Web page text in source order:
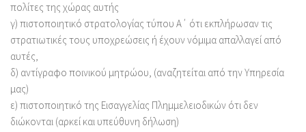
πολίτες της χώρας αυτής
γ) πιστοποιητικό στρατολογίας τύπου Α΄ ότι εκπλήρωσαν τις
στρατιωτικές τους υποχρεώσεις ή έχουν νόμιμα απαλλαγεί από
αυτές,
δ) αντίγραφο ποινικού μητρώου, (αναζητείται από την Υπηρεσία
μας)
ε) πιστοποιητικό της Εισαγγελίας Πλημμελειοδικών ότι δεν
διώκονται (αρκεί και υπεύθυνη δήλωση)